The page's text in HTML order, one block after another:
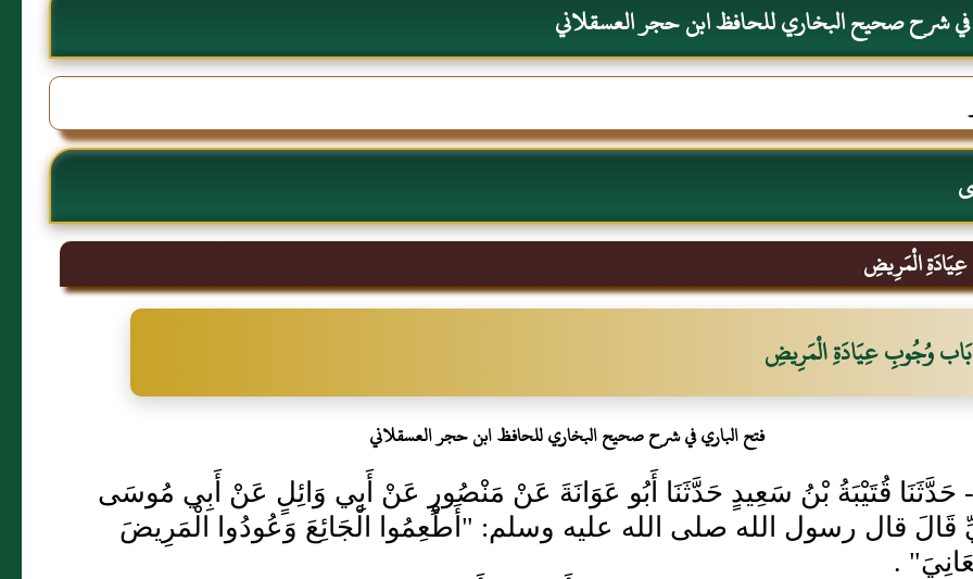
في شرح صحيح البخاري للحافظ ابن حجر العسقلاني
الْمَرِيضِ
بَاب وُجُوبِ عِيَادَةِ الْمَرِيضِ
فتح الباري في شرح صحيح البخاري للحافظ ابن حجر العسقلاني
5649- حَدَّثَنَا قُتَيْبَةُ بْنُ سَعِيدٍ حَدَّثَنَا أَبُو عَوَانَةَ عَنْ مَنْصُورٍ عَنْ أَبِي وَائِلٍ عَنْ أَبِي مُوسَى
قَالَ قال رسول الله صلى الله عليه وسلم: "أَطْعِمُوا الْجَائِعَ وَعُودُوا الْمَرِيضَ
.